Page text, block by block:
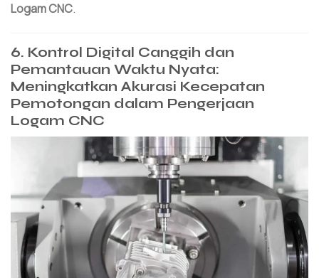
Logam CNC.
6. Kontrol Digital Canggih dan
Pemantauan Waktu Nyata:
Meningkatkan Akurasi Kecepatan
Pemotongan dalam Pengerjaan
Logam CNC